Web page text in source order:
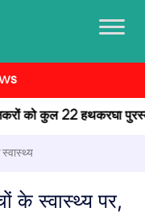
को कुल 22 हथकरघा पुरस्कार
के स्वास्थ्य पर,